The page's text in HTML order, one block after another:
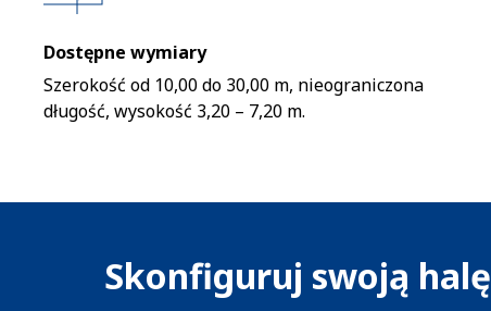
Dostępne wymiary
Szerokość od 10,00 do 30,00 m, nieograniczona
długość, wysokość 3,20 – 7,20 m.
Skonfiguruj swoją halę